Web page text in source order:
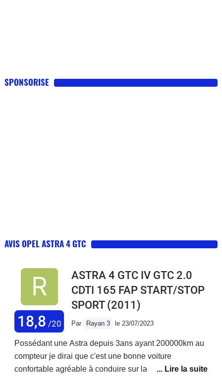
SPONSORISE
AVIS OPEL ASTRA 4 GTC
18,8 /20
ASTRA 4 GTC IV GTC 2.0
CDTI 165 FAP START/STOP
SPORT(2011)
Par Rayan 3 le 23/07/2023
Possédant une Astra depuis 3ans ayant 200000km au
compteur je dirai que c'est une bonne voiture
confortable agréable à conduire sur la 4 voies et